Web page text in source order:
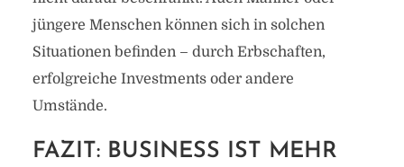
jüngere Menschen können sich in solchen
Situationen befinden – durch Erbschaften,
erfolgreiche Investments oder andere
Umstände.
FAZIT: BUSINESS IST MEHR